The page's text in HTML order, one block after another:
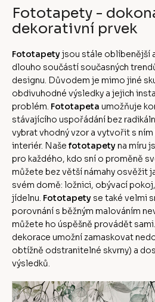
Fototapety -
dekorativní prvek
Fototapetyjsou stále oblíbenější
dlouho součástí současných
designu. Důvodem je mimo jiné
obdivuhodné výsledky a jejich
problém. Fototapeta umožňuje
stávajícího uspořádání bez
vybrat vhodný vzor a vytvořit s
interiér. Naše fototapetyna míru
pro každého, kdo sní o proměně
můžete bez větší námahy osvěžit
svém domě: ložnici, obývací
jídelnu. Fototapety se také velmi
porovnání s běžným malováním
můžete ho úspěšně provádět
dekorace umožní zamaskovat
obtížně odstranitelné skvrny) a
výsledků.